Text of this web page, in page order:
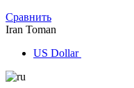
Сравнить
Iran Toman
US Dollar